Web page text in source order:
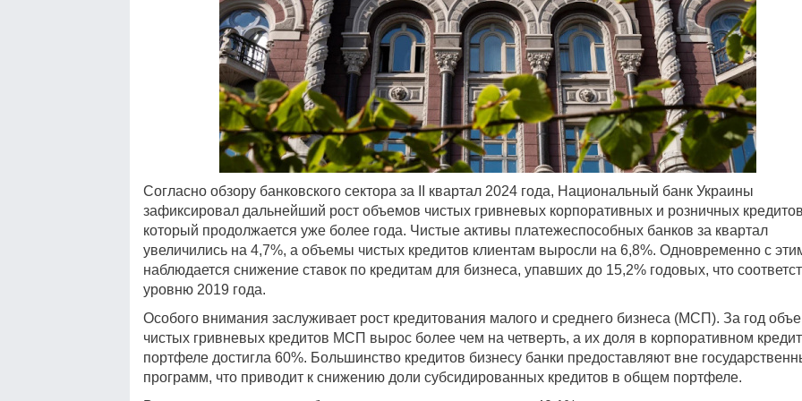
Согласно обзору банковского сектора за II квартал 2024 года, Национальный банк Украины
зафиксировал дальнейший рост объемов чистых гривневых корпоративных и розничных
который продолжается уже более года. Чистые активы платежеспособных банков за квартал
увеличились на 4,7%, а объемы чистых кредитов клиентам выросли на 6,8%. Одновременно с
наблюдается снижение ставок по кредитам для бизнеса, упавших до 15,2% годовых, что
уровню 2019 года.
Особого внимания заслуживает рост кредитования малого и среднего бизнеса (МСП). За год
чистых гривневых кредитов МСП вырос более чем на четверть, а их доля в корпоративном
портфеле достигла 60%. Большинство кредитов бизнесу банки предоставляют вне
программ, что приводит к снижению доли субсидированных кредитов в общем портфеле.